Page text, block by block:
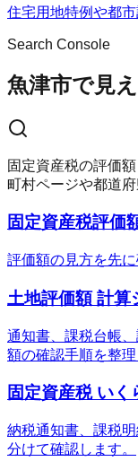
住宅用地特例や都
Search Console
魚津市で見
固定資産税の評価
町村ページや都道
固定資産税評価
評価額の見方を先に
土地評価額 計算
通知書、課税台帳
額の確認手順を整理
固定資産税 いく
納税通知書、課税
分けて確認します。